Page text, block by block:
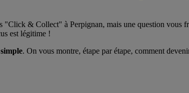
"Click & Collect" à Perpignan, mais une question vous
est légitime !
. On vous montre, étape par étape, comment